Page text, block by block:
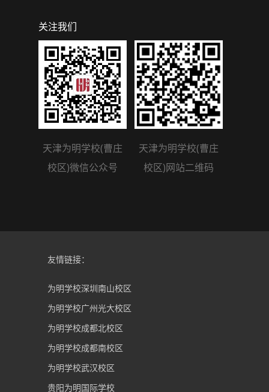
关注我们
天津为明学校(曹庄
校区)微信公众号
天津为明学校(曹庄
校区)网站二维码
友情链接：
为明学校深圳南山校区
为明学校广州光大校区
为明学校成都北校区
为明学校成都南校区
为明学校武汉校区
贵阳为明国际学校